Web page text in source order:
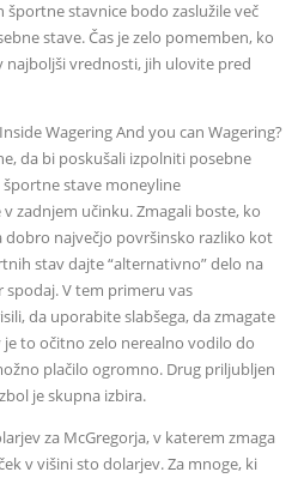
stavnice bodo zaslužile več
stave. Čas je zelo pomemben, ko
najboljši vrednosti, jih ulovite pred
da bi poskušali izpolniti posebne
športne stave moneyline
zadnjem učinku. Zmagali boste, ko
dobro največjo površinsko razliko kot
stav dajte “alternativno” delo na
V tem primeru vas
da uporabite slabšega, da zmagate
je to očitno zelo nerealno vodilo do
plačilo ogromno. Drug priljubljen
je skupna izbira.
za McGregorja, v katerem zmaga
v višini sto dolarjev. Za mnoge, ki